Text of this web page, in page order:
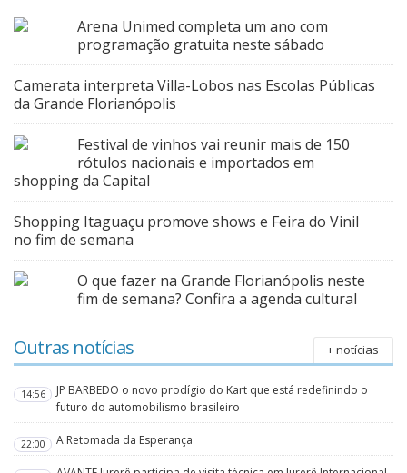
Arena Unimed completa um ano com
programação gratuita neste sábado
Camerata interpreta Villa-Lobos nas Escolas Públicas
da Grande Florianópolis
Festival de vinhos vai reunir mais de 150
rótulos nacionais e importados em
shopping da Capital
Shopping Itaguaçu promove shows e Feira do Vinil
no fim de semana
O que fazer na Grande Florianópolis neste
fim de semana? Confira a agenda cultural
Outras notícias + notícias
14:56
JP BARBEDO o novo prodígio do Kart que está redefinindo o
futuro do automobilismo brasileiro
22:00 A Retomada da Esperança